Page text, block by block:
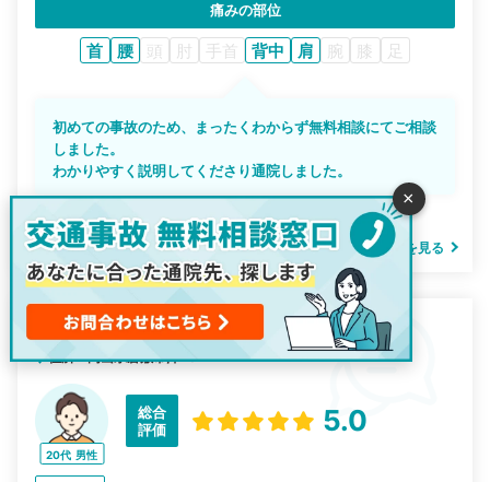
痛みの部位
首 腰 頭 肘 手首 背中 肩 腕 膝 足
初めての事故のため、まったくわからず無料相談にてご相談
しました。
わかりやすく説明してくださり通院しました。
投稿日：2025-12-10
ぜんた整骨院の詳細を見る
整骨院 健晴
住所：岡山県倉敷市沖282-1
20代 男性
総合
評価
5.0
×